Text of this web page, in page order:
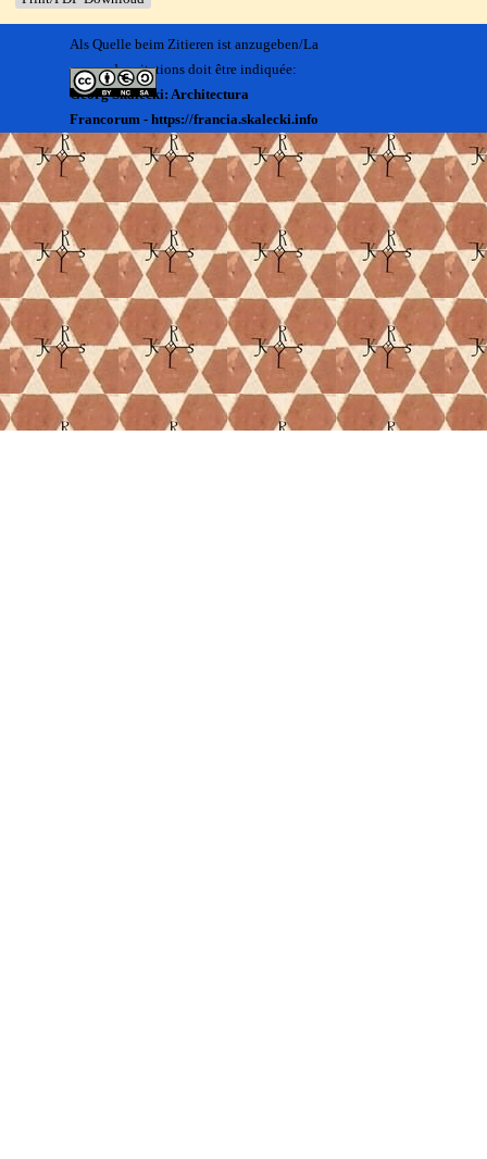
Als Quelle beim Zitieren ist anzugeben/La
source des citations doit être indiquée:
Georg Skalecki: Architectura
Francorum - https://francia.skalecki.info
Kontakt/Me contacter:
Francia@skalecki.info
Zurück zum Seiteninhalt